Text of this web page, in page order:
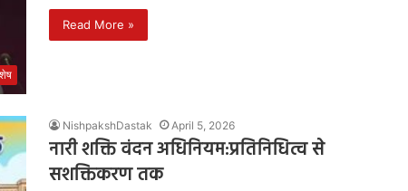
Read More »
NishpakshDastak April 5, 2026
नारी शक्ति वंदन अधिनियम:प्रतिनिधित्व से
सशक्तिकरण तक